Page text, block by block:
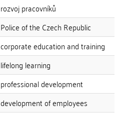
rozvoj pracovníků
Police of the Czech Republic
corporate education and training
lifelong learning
professional development
development of employees